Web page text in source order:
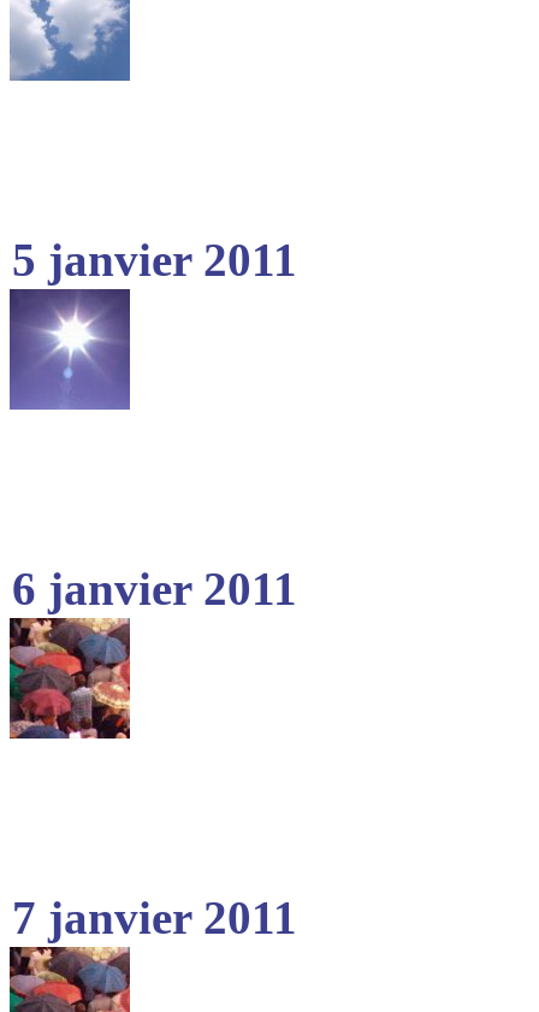
5 janvier 2011
6 janvier 2011
7 janvier 2011